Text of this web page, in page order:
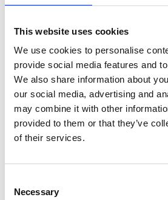
This website uses cookies
We use cookies to personalise
provide social media features and
We also share information about
our social media, advertising and
may combine it with other
provided to them or that they’ve
of their services.
Selection
Necessary